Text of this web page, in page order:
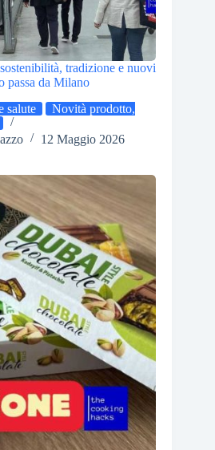
tradizione e nuovi
passa da Milano
salute
Novità prodotto,
12 Maggio 2026